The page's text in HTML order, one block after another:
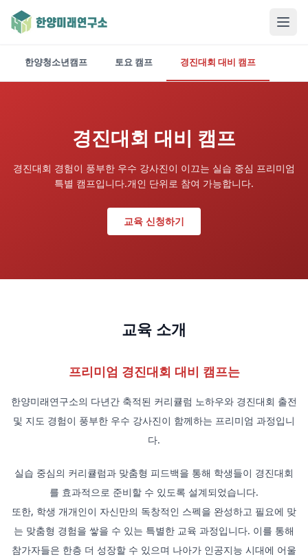
한양청소년캠프 토요 캠프 경진대회 대비 캠프
경진대회 대비 캠프
경진대회 경험이 풍부한 우수 강사진이 이끄는 실습 중심 프리미엄
특별 캠프입니다.개인 단위로 참여 가능합니다.
교육 신청하기
교육 소개
프리미엄 경진대회 대비 캠프는
한양미래연구소의 다년간 축적된 커리큘럼 노하우와 경진대회 출전
및 지도 경험이 풍부한 우수 강사진이 함께하는 프리미엄 과정입니
다.
실습 중심의 커리큘럼과 맞춤형 피드백을 통해 학생들이 경진대회
를 효과적으로 준비할 수 있도록 설계되었습니다.
또한, 학생 개개인이 자신만의 독창적인 스펙을 완성하고 필요에 맞
는 맞춤형 경험을 쌓을 수 있는 특별한 교육 과정입니다. 이를 통해
참가자들은 한층 더 성장할 수 있으며 나아가 인공지능 시대에 어울